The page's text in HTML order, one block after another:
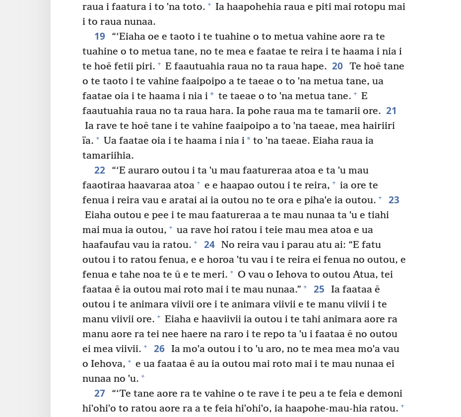
raua i faatura i to ˈna toto. + Ia haapohehia raua e piti mai rotopu mai
i to raua nunaa.
19
“‘Eiaha oe e taoto i te tuahine o to metua vahine aore ra te
tuahine o to metua tane, no te mea e faatae te reira i te haama i nia i
te hoê fetii piri. + E faautuahia raua no ta raua hape. 20 Te hoê tane
o te taoto i te vahine faaipoipo a te taeae o to ˈna metua tane, ua
faatae oia i te haama i nia i* te taeae o to ˈna metua tane. + E
faautuahia raua no ta raua hara. Ia pohe raua ma te tamarii ore. 21
Ia rave te hoê tane i te vahine faaipoipo a to ˈna taeae, mea hairiiri
ïa. + Ua faatae oia i te haama i nia i* to ˈna taeae. Eiaha raua ia
tamariihia.
22
“‘E auraro outou i ta ˈu mau faatureraa atoa e ta ˈu mau
faaotiraa haavaraa atoa + e e haapao outou i te reira, + ia ore te
fenua i reira vau e aratai ai ia outou no te ora e pihaˈe ia outou. + 23
Eiaha outou e pee i te mau faatureraa a te mau nunaa ta ˈu e tiahi
mai mua ia outou, + ua rave hoi ratou i teie mau mea atoa e ua
haafaufau vau ia ratou. + 24 No reira vau i parau atu ai: “E fatu
outou i to ratou fenua, e e horoa ˈtu vau i te reira ei fenua no outou, e
fenua e tahe noa te û e te meri. + O vau o Iehova to outou Atua, tei
faataa ê ia outou mai roto mai i te mau nunaa.” + 25
Ia faataa ê
outou i te animara viivii ore i te animara viivii e te manu viivii i te
manu viivii ore. + Eiaha e haaviivii ia outou i te tahi animara aore ra
manu aore ra tei nee haere na raro i te repo ta ˈu i faataa ê no outou
ei mea viivii. + 26 Ia moˈa outou i to ˈu aro, no te mea mea moˈa vau
o Iehova, + e ua faataa ê au ia outou mai roto mai i te mau nunaa ei
nunaa no ˈu. +
27
“‘Te tane aore ra te vahine o te rave i te peu a te feia e demoni
hiˈohiˈo to ratou aore ra a te feia hiˈohiˈo, ia haapohe-mau-hia ratou. +